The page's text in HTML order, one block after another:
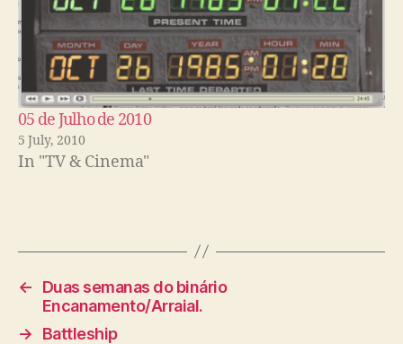
05 de Julho de 2010
5 July, 2010
In "TV & Cinema"
←
Duas semanas do binário
Encanamento/Arraial.
→
Battleship